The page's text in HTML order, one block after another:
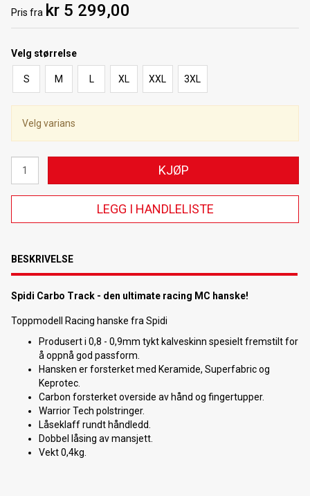
Pris fra kr 5 299,00
Velg størrelse
S M L XL XXL 3XL
Velg varians
KJØP
LEGG I HANDLELISTE
BESKRIVELSE
Spidi Carbo Track - den ultimate racing MC hanske!
Toppmodell Racing hanske fra Spidi
Produsert i 0,8 - 0,9mm tykt kalveskinn spesielt fremstilt for
å oppnå god passform.
Hansken er forsterket med Keramide, Superfabric og
Keprotec.
Carbon forsterket overside av hånd og fingertupper.
Warrior Tech polstringer.
Låseklaff rundt håndledd.
Dobbel låsing av mansjett.
Vekt 0,4kg.